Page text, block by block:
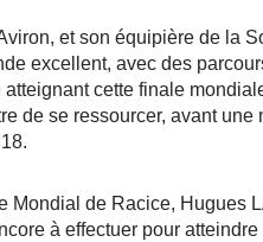
et son équipière de la
excellent, avec des
cette finale
de se ressourcer, avant
Mondial de Racice, Hugues
à effectuer pour